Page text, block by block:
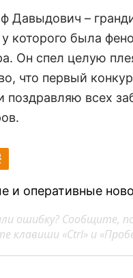
Давыдович –
у которого была
Он спел целую
что первый
поздравляю всех
и оперативные
ошибку? Сообщите,
клавиши «Ctrl» и